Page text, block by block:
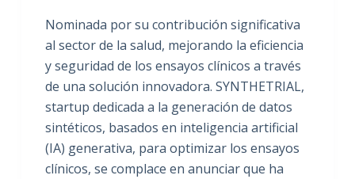
Nominada por su contribución significativa
al sector de la salud, mejorando la eficiencia
y seguridad de los ensayos clínicos a través
de una solución innovadora. SYNTHETRIAL,
startup dedicada a la generación de datos
sintéticos, basados en inteligencia artificial
(IA) generativa, para optimizar los ensayos
clínicos, se complace en anunciar que ha